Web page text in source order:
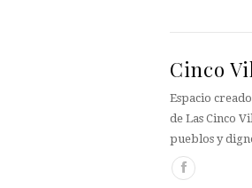
Cinco
Espacio
de Las Cinco
pueblos y